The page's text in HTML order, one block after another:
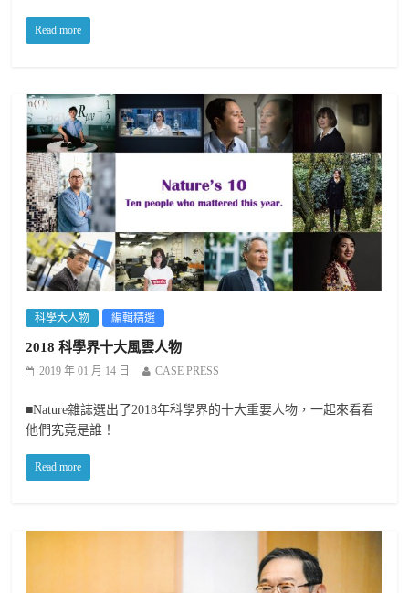
Read more
科學大人物 編輯精選
2018 科學界十大風雲人物
2019 年 01 月 14 日 CASE PRESS
■Nature雜誌選出了2018年科學界的十大重要人物，一起來看看
他們究竟是誰！
Read more